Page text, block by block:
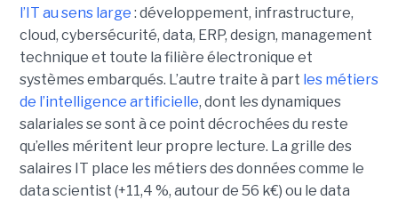
l’IT au sens large : développement, infrastructure,
cloud, cybersécurité, data, ERP, design, management
technique et toute la filière électronique et
systèmes embarqués. L’autre traite à part les métiers
de l’intelligence artificielle, dont les dynamiques
salariales se sont à ce point décrochées du reste
qu’elles méritent leur propre lecture. La grille des
salaires IT place les métiers des données comme le
data scientist (+11,4 %, autour de 56 k€) ou le data